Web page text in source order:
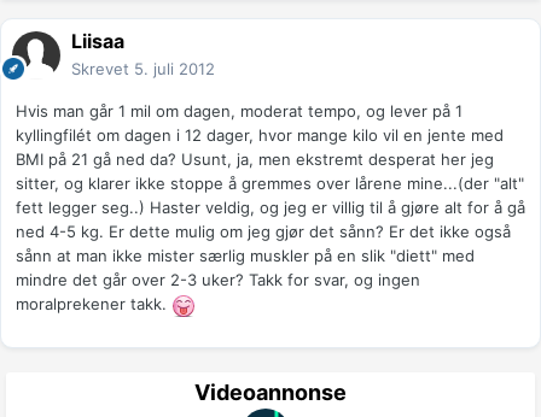
Liisaa
Skrevet 5. juli 2012
Hvis man går 1 mil om dagen, moderat tempo, og lever på 1
kyllingfilét om dagen i 12 dager, hvor mange kilo vil en jente med
BMI på 21 gå ned da? Usunt, ja, men ekstremt desperat her jeg
sitter, og klarer ikke stoppe å gremmes over lårene mine...(der "alt"
fett legger seg..) Haster veldig, og jeg er villig til å gjøre alt for å gå
ned 4-5 kg. Er dette mulig om jeg gjør det sånn? Er det ikke også
sånn at man ikke mister særlig muskler på en slik "diett" med
mindre det går over 2-3 uker? Takk for svar, og ingen
moralprekener takk.
Videoannonse